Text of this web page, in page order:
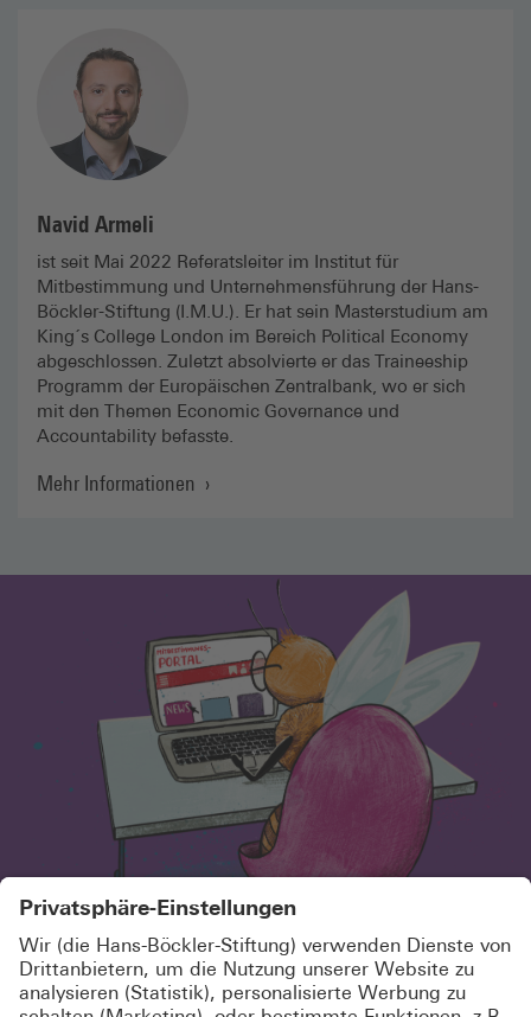
Navid Armeli
ist seit Mai 2022 Referatsleiter im Institut für
Mitbestimmung und Unternehmensführung der Hans-
Böckler-Stiftung (I.M.U.). Er hat sein Masterstudium am
King´s College London im Bereich Political Economy
abgeschlossen. Zuletzt absolvierte er das Traineeship
Programm der Europäischen Zentralbank, wo er sich
mit den Themen Economic Governance und
Accountability befasste.
Mehr Informationen
SCHÖN, DASS DU HIER BIST!